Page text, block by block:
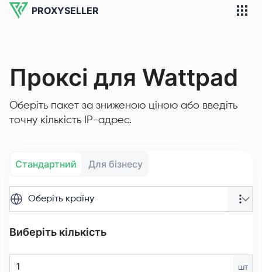
PROXYSELLER
Проксі для Wattpad
Оберіть пакет за зниженою ціною або введіть
точну кількість IP-адрес.
Стандартний Для бізнесу
Оберіть країну
Виберіть кількість
шт